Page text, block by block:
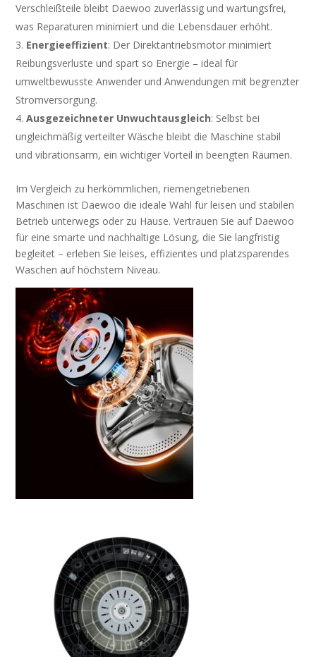
Verschleißteile bleibt Daewoo zuverlässig und wartungsfrei,
was Reparaturen minimiert und die Lebensdauer erhöht.
Energieeffizient: Der Direktantriebsmotor minimiert
Reibungsverluste und spart so Energie – ideal für
umweltbewusste Anwender und Anwendungen mit begrenzter
Stromversorgung.
Ausgezeichneter Unwuchtausgleich: Selbst bei
ungleichmäßig verteilter Wäsche bleibt die Maschine stabil
und vibrationsarm, ein wichtiger Vorteil in beengten Räumen.
Im Vergleich zu herkömmlichen, riemengetriebenen
Maschinen ist Daewoo die ideale Wahl für leisen und stabilen
Betrieb unterwegs oder zu Hause. Vertrauen Sie auf Daewoo
für eine smarte und nachhaltige Lösung, die Sie langfristig
begleitet – erleben Sie leises, effizientes und platzsparendes
Waschen auf höchstem Niveau.